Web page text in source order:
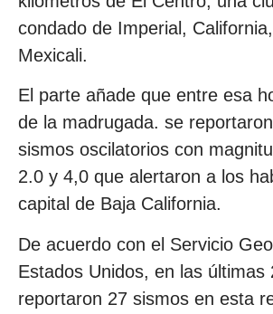
condado de Imperial,
Mexicali.
El parte añade que entre esa
de la madrugada. se
sismos oscilatorios con
2.0 y 4,0 que alertaron a los
capital de Baja California.
De acuerdo con el Servicio
Estados Unidos, en las últimas
reportaron 27 sismos en esta